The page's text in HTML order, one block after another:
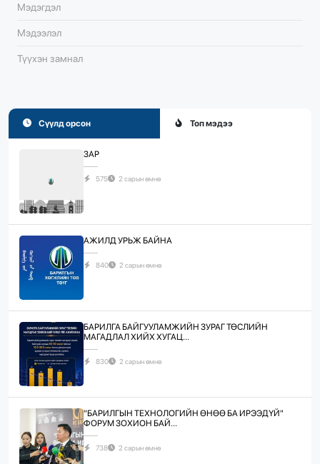
Мэдэгдэл
Мэдээлэл
Түүхэн замнал
Сүүлд орсон Топ мэдээ
ЗАР
575 2 сарын өмнө
АЖИЛД УРЬЖ БАЙНА
840 2 сарын өмнө
БАРИЛГА БАЙГУУЛАМЖИЙН ЗУРАГ ТӨСЛИЙН
МАГАДЛАЛ ХИЙХ ХУГАЦ...
830 2 сарын өмнө
"БАРИЛГЫН ТЕХНОЛОГИЙН ӨНӨӨ БА ИРЭЭДҮЙ"
ФОРУМ ЗОХИОН БАЙ...
738 2 сарын өмнө